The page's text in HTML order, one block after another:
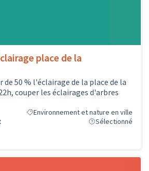
place de la
50 % l'éclairage de la place de la
couper les éclairages d'arbres
Environnement et nature en ville
Sélectionné